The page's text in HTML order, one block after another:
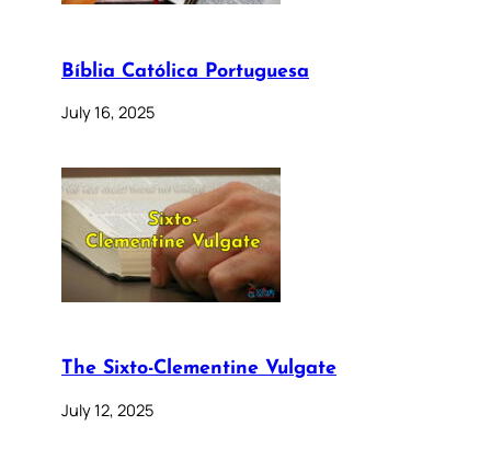
Bíblia Católica Portuguesa
July 16, 2025
The Sixto-Clementine Vulgate
July 12, 2025